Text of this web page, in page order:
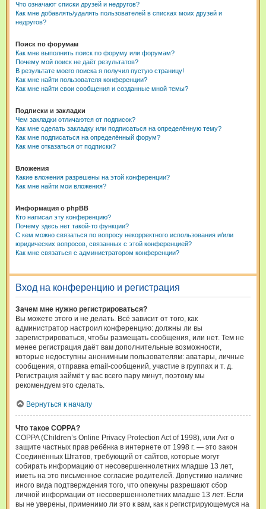
Что означают списки друзей и недругов?
Как мне добавлять/удалять пользователей в списках моих друзей и
недругов?
Поиск по форумам
Как мне выполнить поиск по форуму или форумам?
Почему мой поиск не даёт результатов?
В результате моего поиска я получил пустую страницу!
Как мне найти пользователя конференции?
Как мне найти свои сообщения и созданные мной темы?
Подписки и закладки
Чем закладки отличаются от подписок?
Как мне сделать закладку или подписаться на определённую тему?
Как мне подписаться на определённый форум?
Как мне отказаться от подписки?
Вложения
Какие вложения разрешены на этой конференции?
Как мне найти мои вложения?
Информация о phpBB
Кто написал эту конференцию?
Почему здесь нет такой-то функции?
С кем можно связаться по вопросу некорректного использования и/или
юридических вопросов, связанных с этой конференцией?
Как мне связаться с администратором конференции?
Вход на конференцию и регистрация
Зачем мне нужно регистрироваться?
Вы можете этого и не делать. Всё зависит от того, как
администратор настроил конференцию: должны ли вы
зарегистрироваться, чтобы размещать сообщения, или нет. Тем не
менее регистрация даёт вам дополнительные возможности,
которые недоступны анонимным пользователям: аватары, личные
сообщения, отправка email-сообщений, участие в группах и т. д.
Регистрация займёт у вас всего пару минут, поэтому мы
рекомендуем это сделать.
Вернуться к началу
Что такое COPPA?
COPPA (Children’s Online Privacy Protection Act of 1998), или Акт о
защите частных прав ребёнка в интернете от 1998 г. — это закон
Соединённых Штатов, требующий от сайтов, которые могут
собирать информацию от несовершеннолетних младше 13 лет,
иметь на это письменное согласие родителей. Допустимо наличие
иного вида подтверждения того, что опекуны разрешают сбор
личной информации от несовершеннолетних младше 13 лет. Если
вы не уверены, применимо ли это к вам, как к регистрирующемуся на